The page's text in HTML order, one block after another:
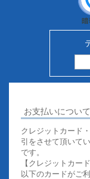
お支払いについて
クレジットカード
引をさせて頂いて
です。
【クレジットカー
以下のカードがご